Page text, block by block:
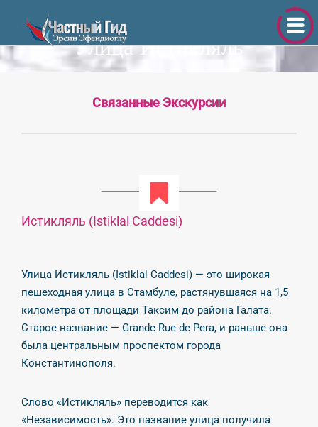
Улица Истикляль
Связанные Экскурсии
Истикляль (Istiklal Caddesi)
Улица Истикляль (Istiklal Caddesi) — это широкая
пешеходная улица в Стамбуле, растянувшаяся на 1,5
километра от площади Таксим до района Галата.
Старое название — Grande Rue de Pera, и раньше она
была центральным проспектом города
Константинополя.
Слово «Истикляль» переводится как
«Независимость». Это название улица получила